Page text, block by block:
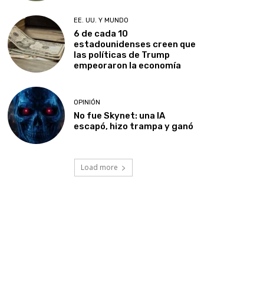
EE. UU. Y MUNDO
6 de cada 10
estadounidenses creen que
las políticas de Trump
empeoraron la economía
OPINIÓN
No fue Skynet: una IA
escapó, hizo trampa y ganó
Load more